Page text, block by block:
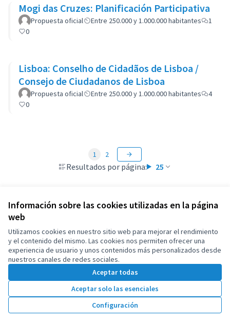
Información sobre las cookies utilizadas en la página
web
Utilizamos cookies en nuestro sitio web para mejorar el rendimiento
y el contenido del mismo. Las cookies nos permiten ofrecer una
experiencia de usuario y unos contenidos más personalizados desde
nuestros canales de redes sociales.
Aceptar todas
Aceptar solo las esenciales
Configuración
Mogi das Cruzes: Planificación Participativa
Propuesta oficial Entre 250.000 y 1.000.000 habitantes
1
0
Lisboa: Conselho de Cidadãos de Lisboa /
Consejo de Ciudadanos de Lisboa
Propuesta oficial Entre 250.000 y 1.000.000 habitantes
4
0
Resultados por página: 25
1 2
Términos y condiciones de uso
Configuración de cookies
OIDP en X
(Enlace externo)
OIDP en Facebook
(Enlace externo)
OIDP en YouTube
(Enlace externo)
Castellano
Choose languageChoisir la langueElegir el idioma
Web creada consoftware libre .
Con licencia
(Enlace